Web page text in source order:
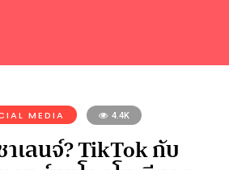
MEDIA 4.4K
เลนจ์? TikTok กับ